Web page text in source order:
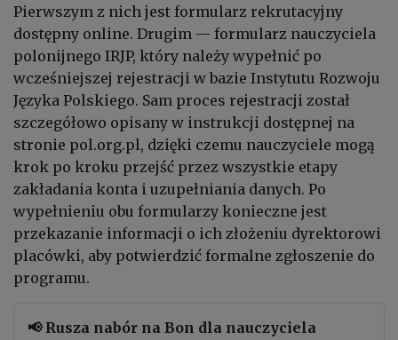
Pierwszym z nich jest formularz rekrutacyjny
dostępny online. Drugim — formularz nauczyciela
polonijnego IRJP, który należy wypełnić po
wcześniejszej rejestracji w bazie Instytutu Rozwoju
Języka Polskiego. Sam proces rejestracji został
szczegółowo opisany w instrukcji dostępnej na
stronie pol.org.pl, dzięki czemu nauczyciele mogą
krok po kroku przejść przez wszystkie etapy
zakładania konta i uzupełniania danych. Po
wypełnieniu obu formularzy konieczne jest
przekazanie informacji o ich złożeniu dyrektorowi
placówki, aby potwierdzić formalne zgłoszenie do
programu.
📢 Rusza nabór na Bon dla nauczyciela